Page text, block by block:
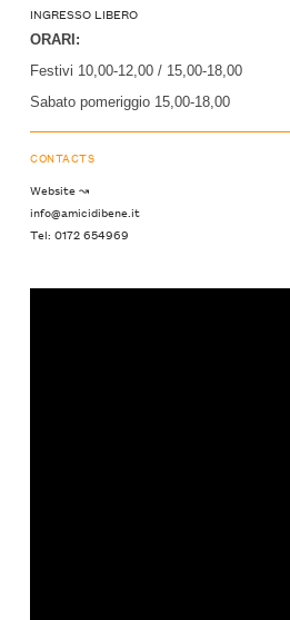
INGRESSO LIBERO
ORARI:
Festivi 10,00-12,00 / 15,00-18,00
Sabato pomeriggio 15,00-18,00
CONTACTS
Website ↝
info@amicidibene.it
Tel: 0172 654969